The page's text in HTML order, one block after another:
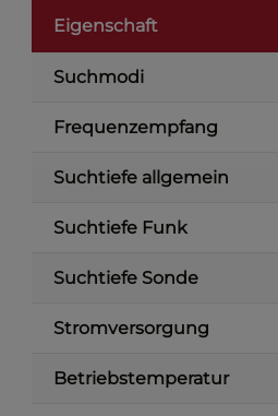
Eigenschaft
Suchmodi
Frequenzempfang
Suchtiefe allgemein
Suchtiefe Funk
Suchtiefe Sonde
Stromversorgung
Betriebstemperatur